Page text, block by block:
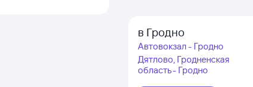
в Гродно
Автовокзал - Гродно
Дятлово, Гродненская
область - Гродно